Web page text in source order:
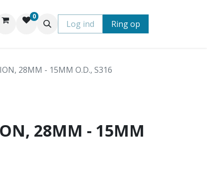
0
Log ind Ring op
28MM - 15MM O.D., S316
28MM - 15MM